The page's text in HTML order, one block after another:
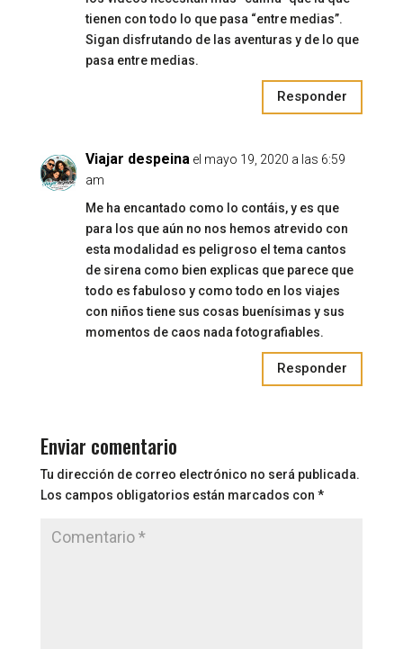
tienen con todo lo que pasa “entre medias”.
Sigan disfrutando de las aventuras y de lo que
pasa entre medias.
Responder
Viajar despeina el mayo 19, 2020 a las 6:59
am
Me ha encantado como lo contáis, y es que
para los que aún no nos hemos atrevido con
esta modalidad es peligroso el tema cantos
de sirena como bien explicas que parece que
todo es fabuloso y como todo en los viajes
con niños tiene sus cosas buenísimas y sus
momentos de caos nada fotografiables.
Responder
Enviar comentario
Tu dirección de correo electrónico no será publicada.
Los campos obligatorios están marcados con *